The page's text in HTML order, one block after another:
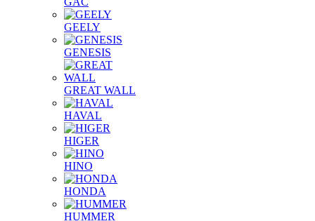
GEELY
GENESIS
GREAT WALL
HAVAL
HIGER
HINO
HONDA
HUMMER